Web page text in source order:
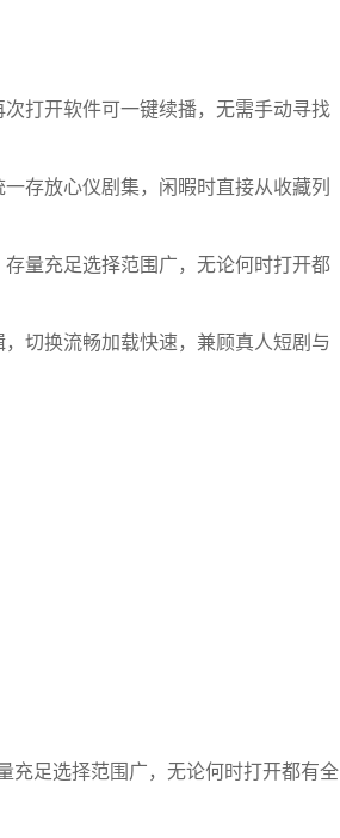
打开软件可一键续播，无需手动寻找
存放心仪剧集，闲暇时直接从收藏列
量充足选择范围广，无论何时打开都
切换流畅加载快速，兼顾真人短剧与
充足选择范围广，无论何时打开都有全